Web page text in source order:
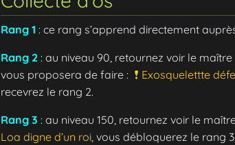
Rang 1 : ce rang s’apprend directement
Rang 2 : au niveau 90, retournez voir le
vous proposera de faire :
Exosquelettte
recevrez le rang 2.
Rang 3 : au niveau 150, retournez voir le
Loa digne d’un roi , vous débloquerez le rang 3.